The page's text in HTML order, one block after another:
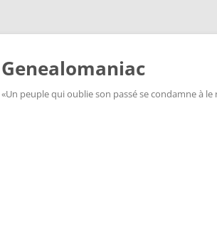
Aller
Genealomaniac
«Un peuple qui oublie son passé se condamne à le